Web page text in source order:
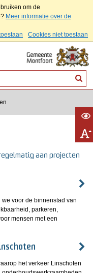
om de
Meer informatie over de
Cookies niet toestaan
aan projecten
voor de binnenstad van
parkeren,
mensen met een
het verkeer Linschoten